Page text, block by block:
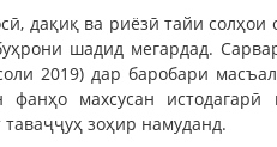
дақиқ ва риёзӣ тайи солҳои
шадид мегардад.
2019) дар баробари
махсусан истодагарӣ
зоҳир намуданд.